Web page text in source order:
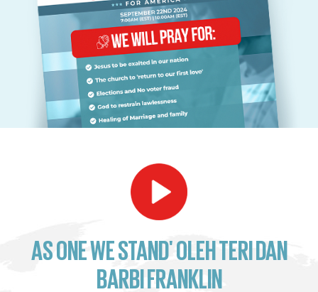
AS ONE WE STAND' OLEH TERI DAN
BARBI FRANKLIN